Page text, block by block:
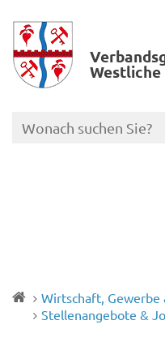
Wirtschaft, Gewerbe
Stellenangebote &